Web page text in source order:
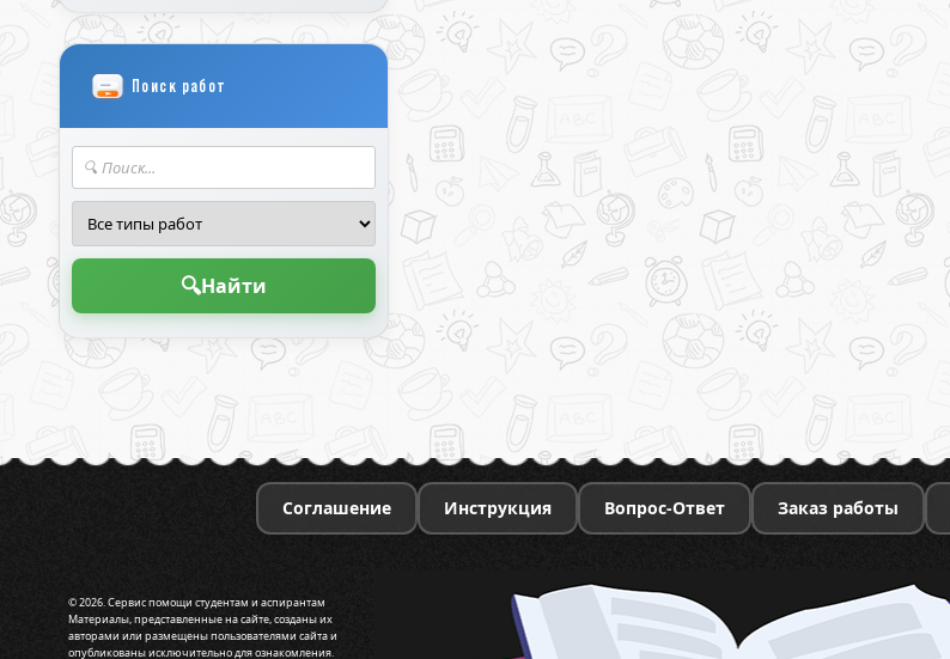
Поиск работ
🔍Найти
Соглашение Инструкция Вопрос-Ответ Заказ работы
© 2026. Сервис помощи студентам и аспирантам
Материалы, представленные на сайте, созданы их
авторами или размещены пользователями сайта и
опубликованы исключительно для ознакомления.